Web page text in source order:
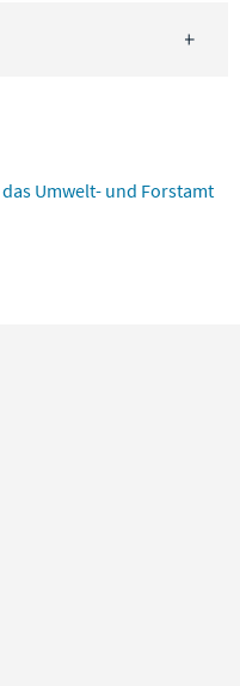
Umwelt- und Forstamt